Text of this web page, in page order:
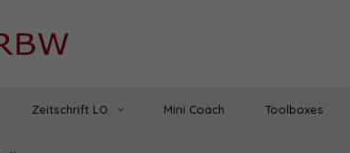
Zeitschrift LO Mini Coach Toolboxes